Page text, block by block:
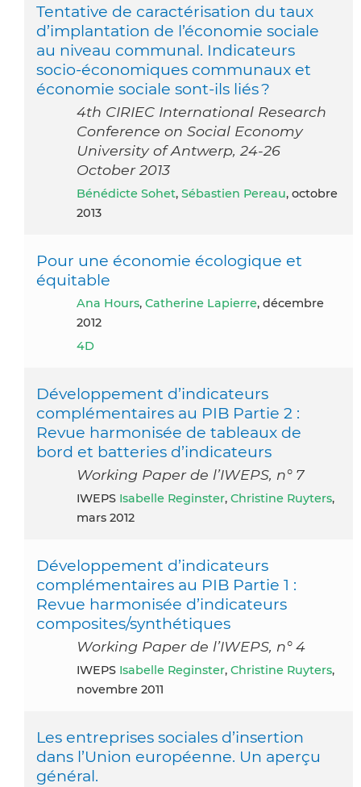
Tentative de caractérisation du taux
d’implantation de l’économie sociale
au niveau communal. Indicateurs
socio-économiques communaux et
économie sociale sont-ils liés ?
4th CIRIEC International Research
Conference on Social Economy
University of Antwerp, 24-26
October 2013
Bénédicte Sohet, Sébastien Pereau, octobre
2013
Pour une économie écologique et
équitable
Ana Hours, Catherine Lapierre, décembre
2012
4D
Développement d’indicateurs
complémentaires au PIB Partie 2 :
Revue harmonisée de tableaux de
bord et batteries d’indicateurs
Working Paper de l’IWEPS, n° 7
IWEPS Isabelle Reginster, Christine Ruyters,
mars 2012
Développement d’indicateurs
complémentaires au PIB Partie 1 :
Revue harmonisée d’indicateurs
composites/synthétiques
Working Paper de l’IWEPS, n° 4
IWEPS Isabelle Reginster, Christine Ruyters,
novembre 2011
Les entreprises sociales d’insertion
dans l’Union européenne. Un aperçu
général.